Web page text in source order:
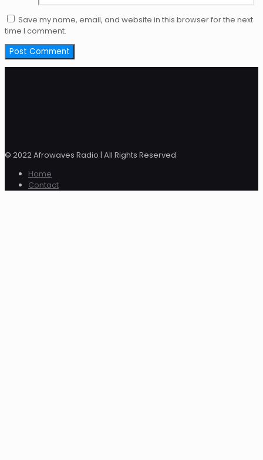
Save my name, email, and website in this browser for the next
time I comment.
© 2022 Afrowaves Radio | All Rights Reserved
Home
Contact